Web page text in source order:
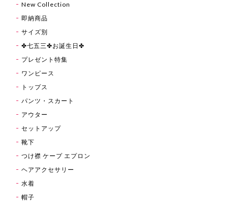
New Collection
即納商品
サイズ別
✤七五三✤お誕生日✤
プレゼント特集
ワンピース
トップス
パンツ・スカート
アウター
セットアップ
靴下
つけ襟 ケープ エプロン
ヘアアクセサリー
水着
帽子